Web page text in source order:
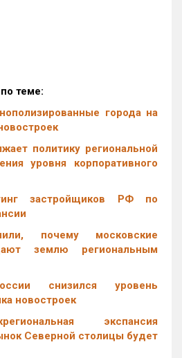
теме:
города на
политику региональной
уровня корпоративного
застройщиков РФ по
почему московские
землю региональным
снизился уровень
новостроек
экспансия
Северной столицы будет